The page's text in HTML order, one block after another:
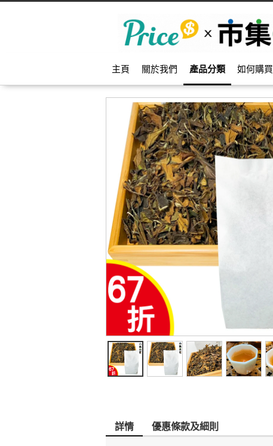
主頁 關於我們 產品分類 如何購買
詳情 優惠條款及細則